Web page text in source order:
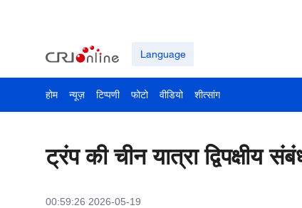
Language
होम न्यूज़ टिप्पणी फोटो वीडियो शीत्सांग
ट्रंप की चीन यात्रा द्विपक्षीय
00:59:26 2026-05-19